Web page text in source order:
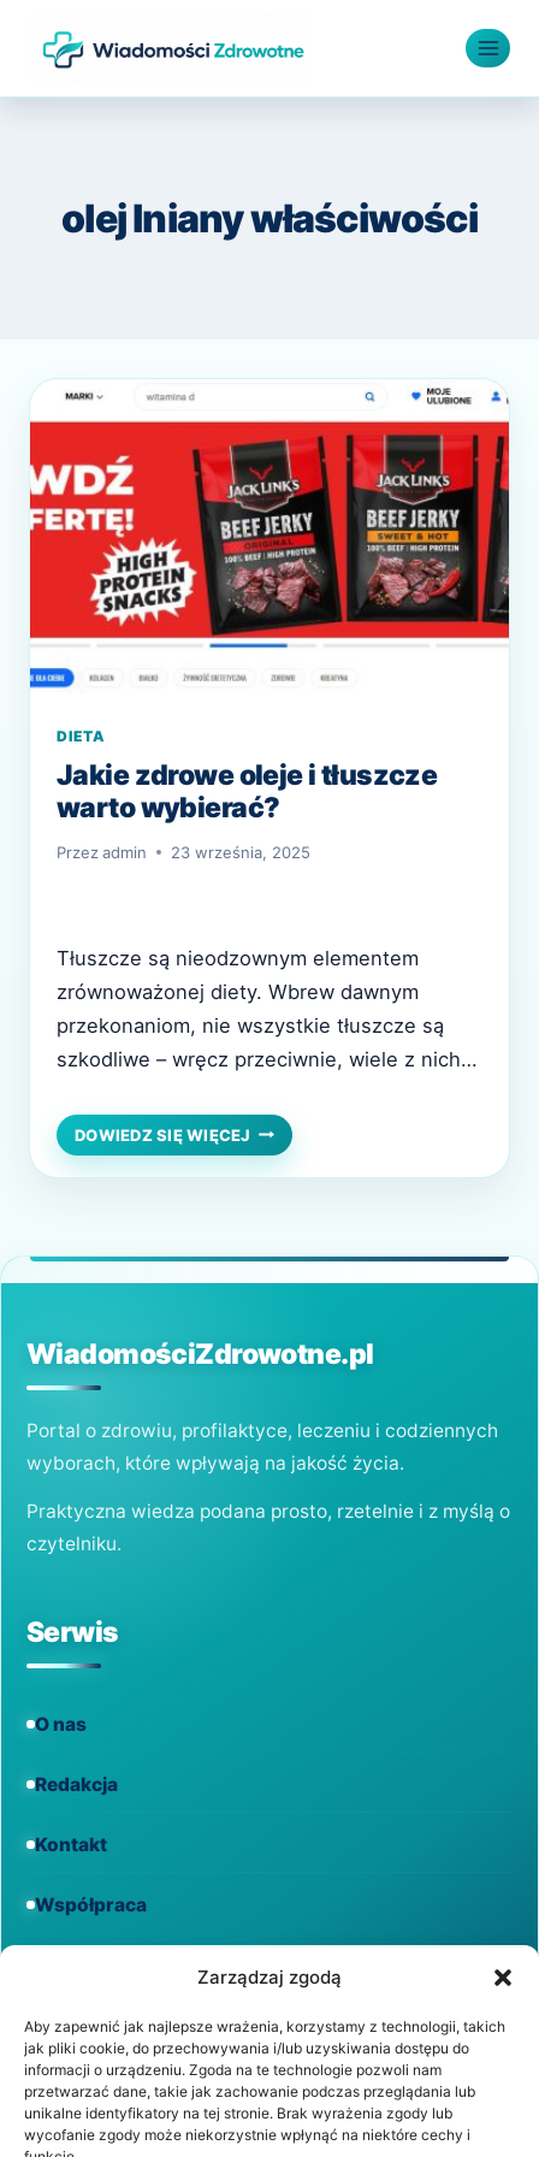
Zarządzaj zgodą
Aby zapewnić jak najlepsze wrażenia, korzystamy z technologii, takich
jak pliki cookie, do przechowywania i/lub uzyskiwania dostępu do
informacji o urządzeniu. Zgoda na te technologie pozwoli nam
przetwarzać dane, takie jak zachowanie podczas przeglądania lub
unikalne identyfikatory na tej stronie. Brak wyrażenia zgody lub
wycofanie zgody może niekorzystnie wpłynąć na niektóre cechy i
olej lniany właściwości
DIETA
Jakie zdrowe oleje i tłuszcze
warto wybierać?
Przezadmin 23 września, 2025
Tłuszcze są nieodzownym elementem
zrównoważonej diety. Wbrew dawnym
przekonaniom, nie wszystkie tłuszcze są
szkodliwe – wręcz przeciwnie, wiele z nich
Zdrowe tłuszcze wspierają pracę mózgu,
serca, wpływają na poziom hormonów i
więc wiedzieć, które tłuszcze warto…
DOWIEDZ SIĘ WIĘCEJ JAKIE
ZDROWE
OLEJE
WiadomościZdrowotne.pl
Portal o zdrowiu, profilaktyce, leczeniu i codziennych
wyborach, które wpływają na jakość życia.
Praktyczna wiedza podana prosto, rzetelnie i z myślą o
czytelniku.
Serwis
O nas
Redakcja
Kontakt
Współpraca
Regulamin
Polityka prywatności